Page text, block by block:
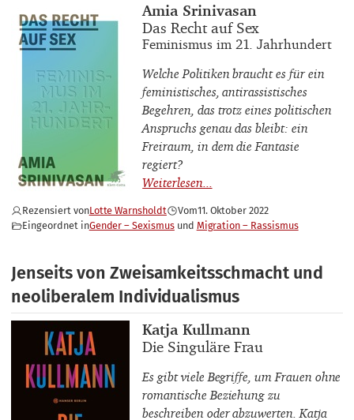
Buchautor_innen
Amia Srinivasan
Buchtitel
Das Recht auf Sex
Buchuntertitel
Feminismus im 21. Jahrhundert
Welche Politiken braucht es für ein
feministisches, antirassistisches
Begehren, das trotz eines politischen
Anspruchs genau das bleibt: ein
Freiraum, in dem die Fantasie
regiert?
Rezensiert vonLotte Warnsholdt Vom11. Oktober 2022
Eingeordnet inGender – Sexismus Migration – Rassismus
Jenseits von Zweisamkeitsschmacht und
neoliberalem Individualismus
Buchautor_innen
Katja Kullmann
Buchtitel
Die Singuläre Frau
Es gibt viele Begriffe, um Frauen ohne
romantische Beziehung zu
beschreiben oder abzuwerten. Katja